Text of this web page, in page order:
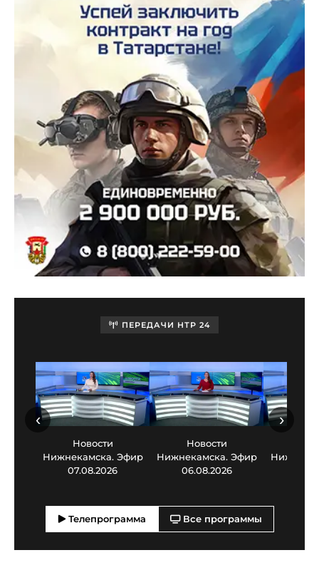
ПЕРЕДАЧИ НТР 24
Новости
Нижнекамска. Эфир
07.08.2026
Новости
Нижнекамска. Эфир
06.08.2026
‹ ›
Телепрограмма Все программы